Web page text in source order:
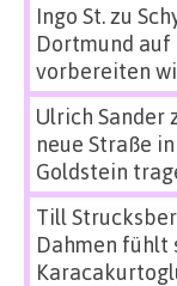
Ingo St.zu
Dortmund auf
vorbereiten
Ulrich Sander
neue Straße
Goldstein
Till
Dahmen fühlt